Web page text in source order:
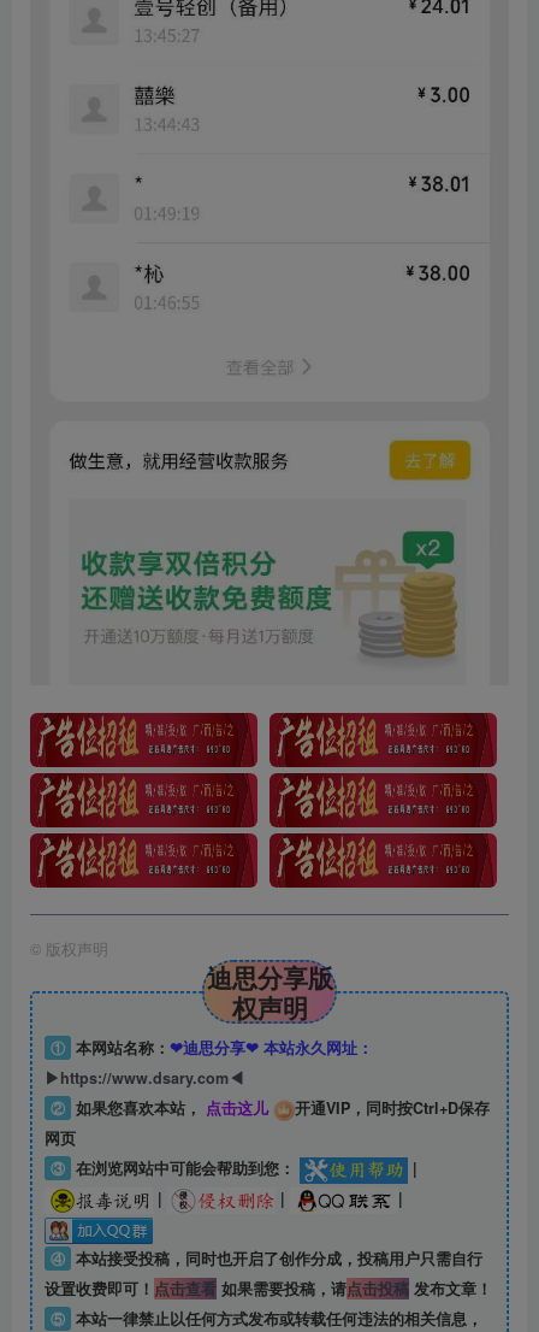
© 版权声明
迪思分享版
权声明
① 本网站名称： ❤迪思分享❤ 本站永久网址：
▶https://www.dsary.com◀
② 如果您喜欢本站， 点击这儿
开通VIP，同时按Ctrl+D保存
网页
③ 在浏览网站中可能会帮助到您：
|
|
| |
④ 本站接受投稿，同时也开启了创作分成，投稿用户只需自行
设置收费即可！ 点击查看如果需要投稿，请点击投稿发布文章！
⑤ 本站一律禁止以任何方式发布或转载任何违法的相关信息，